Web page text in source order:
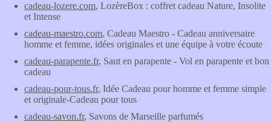
cadeau-lozere.com, LozèreBox : coffret cadeau Nature, Insolite
et Intense
cadeau-maestro.com, Cadeau Maestro - Cadeau anniversaire
homme et femme, idées originales et une équipe à votre écoute
cadeau-parapente.fr, Saut en parapente - Vol en parapente et bon
cadeau
cadeau-pour-tous.fr, Idée Cadeau pour homme et femme simple
et originale-Cadeau pour tous
cadeau-savon.fr, Savons de Marseille parfumés